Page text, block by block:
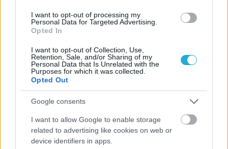
I want to opt-out of processing my
Personal Data for Targeted Advertising.
Opted In
I want to opt-out of Collection, Use,
Retention, Sale, and/or Sharing of my
Personal Data that Is Unrelated with the
Purposes for which it was collected.
Opted Out
Google consents
I want to allow Google to enable storage
related to advertising like cookies on web or
device identifiers in apps.